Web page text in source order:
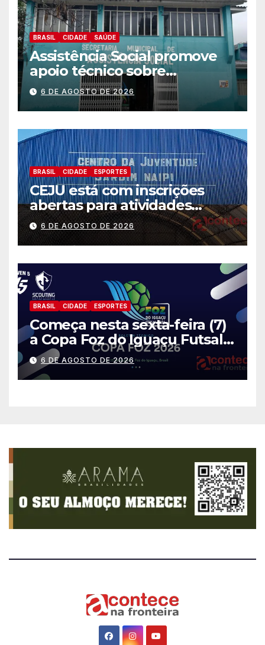
BRASIL CIDADE SAÚDE
Assistência Social promove
apoio técnico sobre
preparação e resposta a
situações de emergência e
calamidade pública
6 DE AGOSTO DE 2026
BRASIL CIDADE ESPORTES
CEJU está com inscrições
abertas para atividades
gratuitas
6 DE AGOSTO DE 2026
BRASIL CIDADE ESPORTES
Começa nesta sexta-feira (7)
a Copa Foz do Iguaçu Futsal
2026 com equipes de quatro
países
6 DE AGOSTO DE 2026